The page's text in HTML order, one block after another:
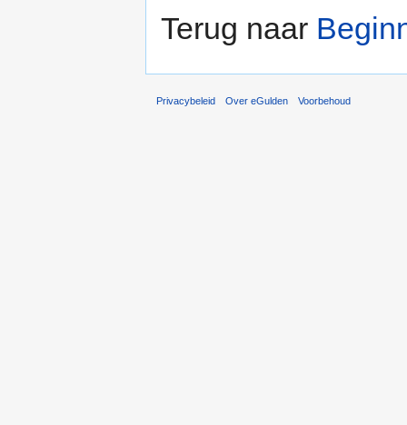
Terug naar
Privacybeleid Over eGulden Voorbehoud